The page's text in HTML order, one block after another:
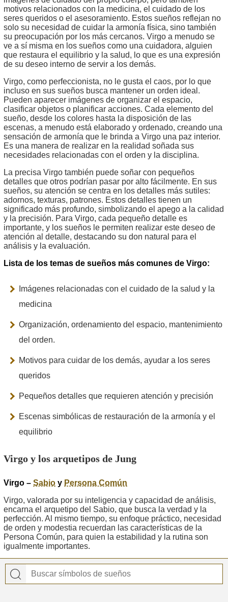
motivos relacionados con la medicina, el cuidado de los
seres queridos o el asesoramiento. Estos sueños reflejan no
solo su necesidad de cuidar la armonía física, sino también
su preocupación por los más cercanos. Virgo a menudo se
ve a sí misma en los sueños como una cuidadora, alguien
que restaura el equilibrio y la salud, lo que es una expresión
de su deseo interno de servir a los demás.
Virgo, como perfeccionista, no le gusta el caos, por lo que
incluso en sus sueños busca mantener un orden ideal.
Pueden aparecer imágenes de organizar el espacio,
clasificar objetos o planificar acciones. Cada elemento del
sueño, desde los colores hasta la disposición de las
escenas, a menudo está elaborado y ordenado, creando una
sensación de armonía que le brinda a Virgo una paz interior.
Es una manera de realizar en la realidad soñada sus
necesidades relacionadas con el orden y la disciplina.
La precisa Virgo también puede soñar con pequeños
detalles que otros podrían pasar por alto fácilmente. En sus
sueños, su atención se centra en los detalles más sutiles:
adornos, texturas, patrones. Estos detalles tienen un
significado más profundo, simbolizando el apego a la calidad
y la precisión. Para Virgo, cada pequeño detalle es
importante, y los sueños le permiten realizar este deseo de
atención al detalle, destacando su don natural para el
análisis y la evaluación.
Lista de los temas de sueños más comunes de Virgo:
Imágenes relacionadas con el cuidado de la salud y la
medicina
Organización, ordenamiento del espacio, mantenimiento
del orden.
Motivos para cuidar de los demás, ayudar a los seres
queridos
Pequeños detalles que requieren atención y precisión
Escenas simbólicas de restauración de la armonía y el
equilibrio
Virgo y los arquetipos de Jung
Virgo – Sabio y Persona Común
Virgo, valorada por su inteligencia y capacidad de análisis,
encarna el arquetipo del Sabio, que busca la verdad y la
perfección. Al mismo tiempo, su enfoque práctico, necesidad
de orden y modestia recuerdan las características de la
Persona Común, para quien la estabilidad y la rutina son
igualmente importantes.
Peso: Relaciones, equilibrio.